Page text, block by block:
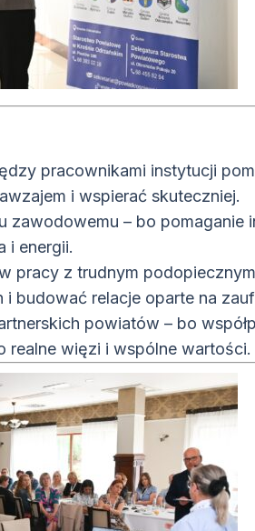
pracownikami instytucji
i wspierać skuteczniej.
zawodowemu – bo pomaganie
i energii.
pracy z trudnym
budować relacje oparte na
powiatów – bo
realne więzi i wspólne wartości.